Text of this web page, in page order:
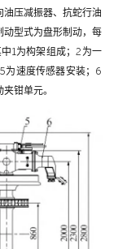
压减振器、抗蛇行油
动型式为盘形制动，每
1为构架组成；2为一
为速度传感器安装；6
钳单元。